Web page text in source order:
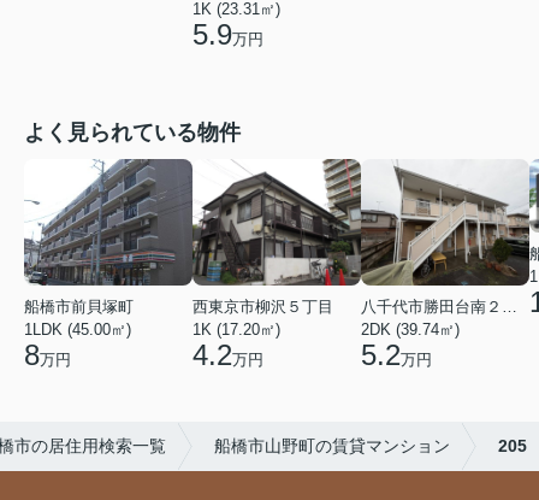
1K (23.31㎡)
5.9万円
よく見られている物件
船橋市前貝塚町
1LDK (45.00㎡)
8万円
西東京市柳沢５丁目
1K (17.20㎡)
4.2万円
2DK (39.74㎡)
5.2万円
市の居住用検索一覧 船橋市山野町の賃貸マンション 205